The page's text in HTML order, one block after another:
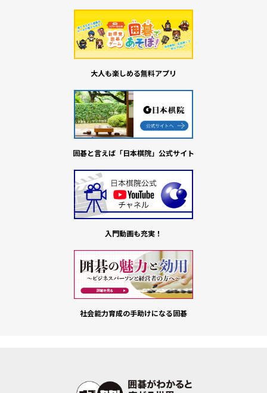
大人も楽しめる無料アプリ
囲碁と言えば「日本棋院」公式サイト
入門動画も充実！
社会能力育成の手助けになる囲碁